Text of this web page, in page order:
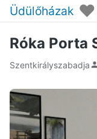
Üdülőházak ♥
Róka Porta
Szentkirályszabadja